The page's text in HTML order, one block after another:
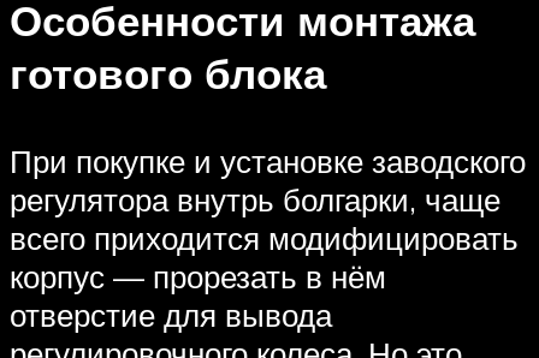
Особенности монтажа
готового блока
При покупке и установке заводского
регулятора внутрь болгарки, чаще
всего приходится модифицировать
корпус — прорезать в нём
отверстие для вывода